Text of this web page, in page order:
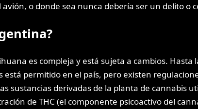
o donde sea nunca debería ser un delito o
es compleja y está sujeta a cambios.
permitido en el país, pero existen
sustancias derivadas de la planta de cannabis
de THC (el componente psicoactivo del